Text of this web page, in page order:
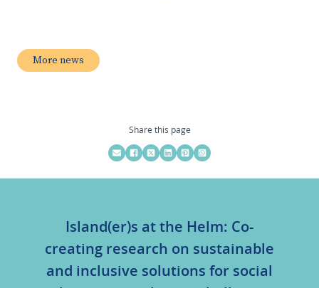
More news
Share this page
Island(er)s at the Helm: Co-
creating research on sustainable
and inclusive solutions for social